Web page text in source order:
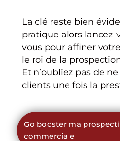
La clé reste bien
pratique alors
vous pour affiner
le roi de la
Et n’oubliez pas de
clients une fois la
Go booster ma
commerciale